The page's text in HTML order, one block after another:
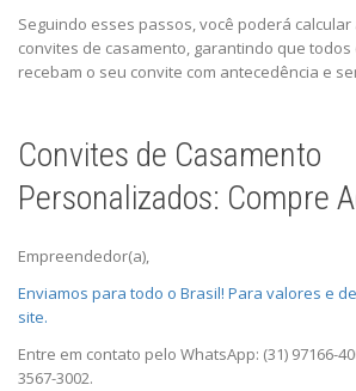
Seguindo esses passos, você poderá
convites de casamento, garantindo que
recebam o seu convite com antecedência e
Convites de Casamento
Personalizados: Compre
Empreendedor(a),
Enviamos para todo o Brasil! Para valores e
site.
Entre em contato pelo WhatsApp: (31) 97166-
3567-3002.